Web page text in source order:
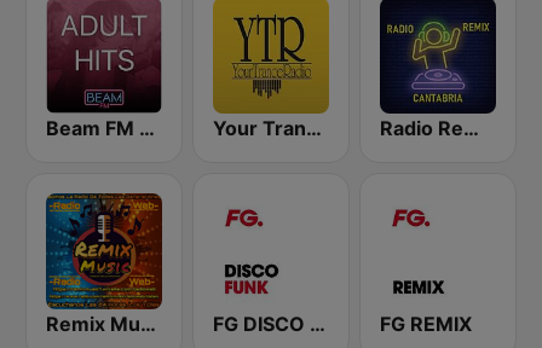
Beam FM - Adult Hits Your Trance Radio Radio Remix Cantabria
Remix Music FG DISCO FUNK FG REMIX